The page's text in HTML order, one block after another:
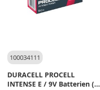
100034111
DURACELL PROCELL
INTENSE E / 9V Batterien (10